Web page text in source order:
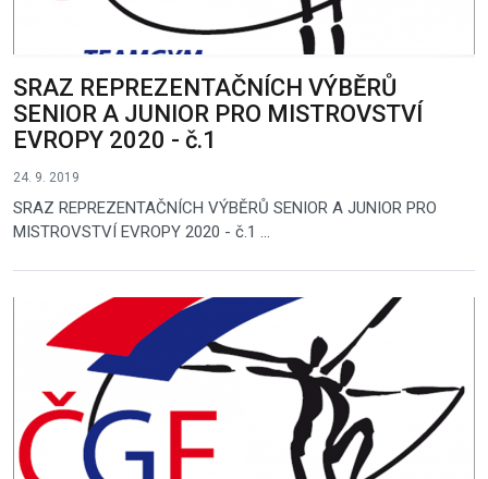
SRAZ REPREZENTAČNÍCH VÝBĚRŮ
SENIOR A JUNIOR PRO MISTROVSTVÍ
EVROPY 2020 - č.1
24. 9. 2019
SRAZ REPREZENTAČNÍCH VÝBĚRŮ SENIOR A JUNIOR PRO
MISTROVSTVÍ EVROPY 2020 - č.1 ...